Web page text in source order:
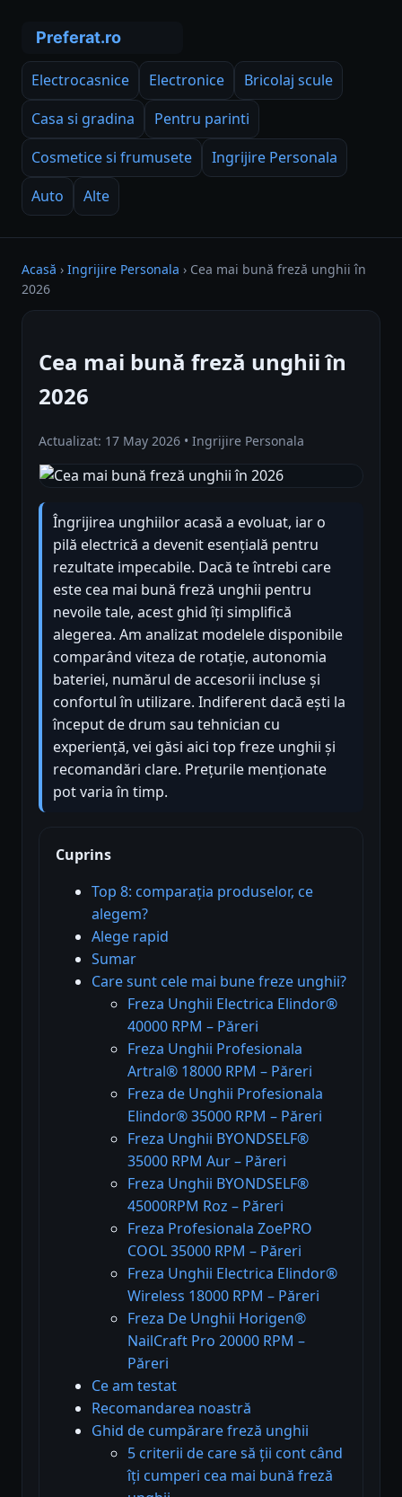
Electrocasnice Electronice
Bricolaj scule
Casa si gradina
Pentru parinti
Cosmetice si frumusete
Ingrijire Personala
Auto
Alte
Acasă › Ingrijire Personala › Cea mai bună freză unghii în
2026
Cea mai bună freză unghii în
2026
Actualizat: 17 May 2026 • Ingrijire Personala
Îngrijirea unghiilor acasă a evoluat, iar o
pilă electrică a devenit esențială pentru
rezultate impecabile. Dacă te întrebi care
este cea mai bună freză unghii pentru
nevoile tale, acest ghid îți simplifică
alegerea. Am analizat modelele disponibile
comparând viteza de rotație, autonomia
bateriei, numărul de accesorii incluse și
confortul în utilizare. Indiferent dacă ești la
început de drum sau tehnician cu
experiență, vei găsi aici top freze unghii și
recomandări clare. Prețurile menționate
pot varia în timp.
Cuprins
Top 8: comparația produselor, ce
alegem?
Alege rapid
Sumar
Care sunt cele mai bune freze unghii?
Freza Unghii Electrica Elindor®
40000 RPM – Păreri
Freza Unghii Profesionala
Artral® 18000 RPM – Păreri
Freza de Unghii Profesionala
Elindor® 35000 RPM – Păreri
Freza Unghii BYONDSELF®
35000 RPM Aur – Păreri
Freza Unghii BYONDSELF®
45000RPM Roz – Păreri
Freza Profesionala ZoePRO
COOL 35000 RPM – Păreri
Freza Unghii Electrica Elindor®
Wireless 18000 RPM – Păreri
Freza De Unghii Horigen®
NailCraft Pro 20000 RPM –
Păreri
Ce am testat
Recomandarea noastră
Ghid de cumpărare freză unghii
5 criterii de care să ții cont când
îți cumperi cea mai bună freză